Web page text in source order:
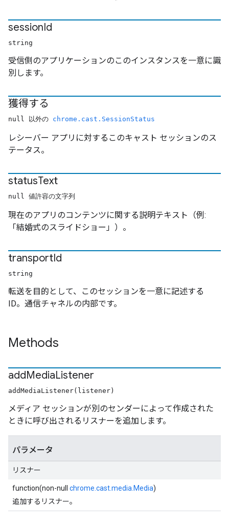
sessionId
string
受信側のアプリケーションのこのインスタンスを一意に識
別します。
獲得する
null 以外の chrome.cast.SessionStatus
レシーバー アプリに対するこのキャスト セッションのス
テータス。
statusText
null 値許容の文字列
現在のアプリのコンテンツに関する説明テキスト（例:
「結婚式のスライドショー」）。
transportId
string
転送を目的として、このセッションを一意に記述する
ID。通信チャネルの内部です。
Methods
addMediaListener
addMediaListener(listener)
メディア セッションが別のセンダーによって作成された
ときに呼び出されるリスナーを追加します。
パラメータ
リスナー
function(non-null chrome.cast.media.Media)
追加するリスナー。